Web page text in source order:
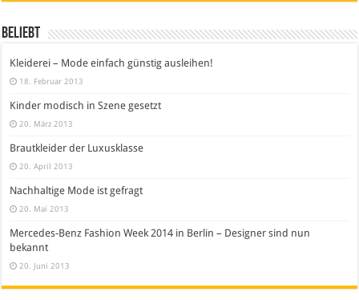
Beliebt
Kleiderei – Mode einfach günstig ausleihen!
18. Februar 2013
Kinder modisch in Szene gesetzt
20. März 2013
Brautkleider der Luxusklasse
20. April 2013
Nachhaltige Mode ist gefragt
20. Mai 2013
Mercedes-Benz Fashion Week 2014 in Berlin – Designer sind nun
bekannt
20. Juni 2013